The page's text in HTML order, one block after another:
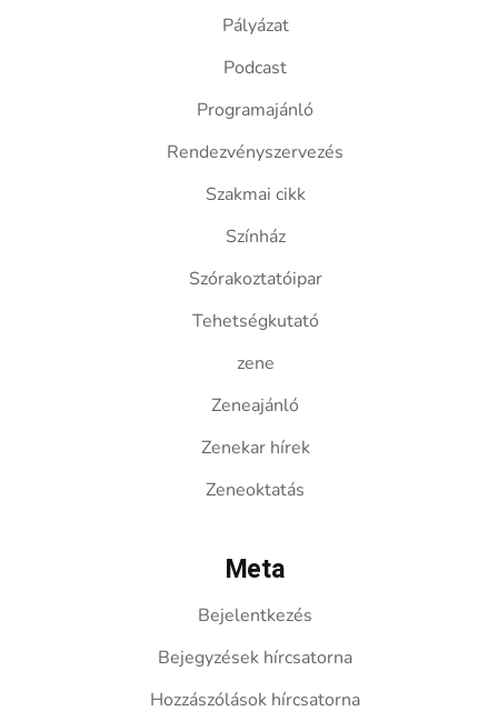
Pályázat
Podcast
Programajánló
Rendezvényszervezés
Szakmai cikk
Színház
Szórakoztatóipar
Tehetségkutató
zene
Zeneajánló
Zenekar hírek
Zeneoktatás
Meta
Bejelentkezés
Bejegyzések hírcsatorna
Hozzászólások hírcsatorna